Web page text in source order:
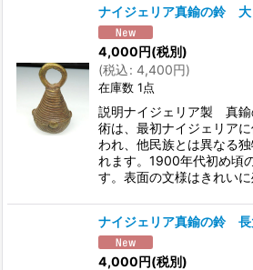
ナイジェリア真鍮の鈴 大
4,000円(税別)
(税込: 4,400円)
在庫数 1点
説明ナイジェリア製 真鍮
術は、最初ナイジェリア
われ、他民族とは異なる
れます。1900年代初め頃
す。表面の文様はきれい
ナイジェリア真鍮の鈴 長
4,000円(税別)